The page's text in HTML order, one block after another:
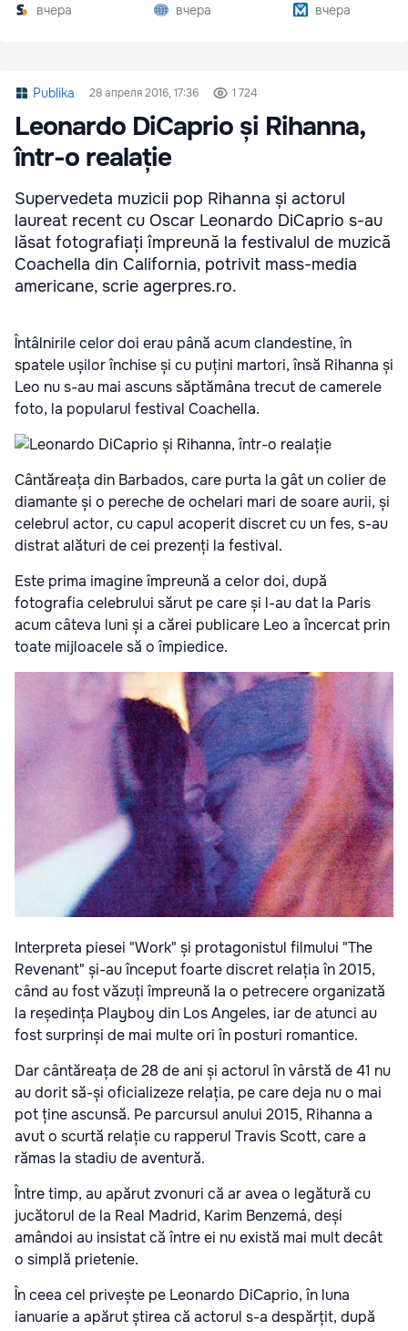
вчера
вчера
вчера
Publika 28 апреля 2016, 17:36 1 724
Leonardo DiCaprio și Rihanna,
într-o realație
Supervedeta muzicii pop Rihanna și actorul
laureat recent cu Oscar Leonardo DiCaprio s-au
lăsat fotografiați împreună la festivalul de muzică
Coachella din California, potrivit mass-media
americane, scrie agerpres.ro.
Întâlnirile celor doi erau până acum clandestine, în
spatele ușilor închise și cu puțini martori, însă Rihanna și
Leo nu s-au mai ascuns săptămâna trecut de camerele
foto, la popularul festival Coachella.
Cântăreața din Barbados, care purta la gât un colier de
diamante și o pereche de ochelari mari de soare aurii, și
celebrul actor, cu capul acoperit discret cu un fes, s-au
distrat alături de cei prezenți la festival.
Este prima imagine împreună a celor doi, după
fotografia celebrului sărut pe care și l-au dat la Paris
acum câteva luni și a cărei publicare Leo a încercat prin
toate mijloacele să o împiedice.
Interpreta piesei "Work" și protagonistul filmului "The
Revenant" și-au început foarte discret relația în 2015,
când au fost văzuți împreună la o petrecere organizată
la reședința Playboy din Los Angeles, iar de atunci au
fost surprinși de mai multe ori în posturi romantice.
Dar cântăreața de 28 de ani și actorul în vârstă de 41 nu
au dorit să-și oficializeze relația, pe care deja nu o mai
pot ține ascunsă. Pe parcursul anului 2015, Rihanna a
avut o scurtă relație cu rapperul Travis Scott, care a
rămas la stadiu de aventură.
Între timp, au apărut zvonuri că ar avea o legătură cu
jucătorul de la Real Madrid, Karim Benzemá, deși
amândoi au insistat că între ei nu există mai mult decât
o simplă prietenie.
În ceea cel privește pe Leonardo DiCaprio, în luna
ianuarie a apărut știrea că actorul s-a despărțit, după